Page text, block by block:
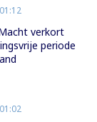
verkort
periode